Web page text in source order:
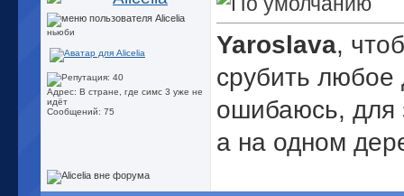
ньюби
Адрес: В стране, где симс 3 уже не
идёт
Сообщений: 75
Yaroslava,
срубить любое
ошибаюсь, для
а на одном